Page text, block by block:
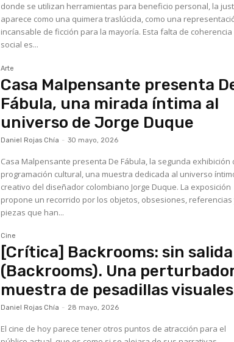
donde se utilizan herramientas para beneficio personal, la
aparece como una quimera traslúcida, como una
incansable de ficción para la mayoría. Esta falta de coherencia
social es...
Arte
Casa Malpensante presenta
Fábula, una mirada íntima al
universo de Jorge Duque
Daniel Rojas Chía - 30 mayo, 2026
Casa Malpensante presenta De Fábula, la segunda exhibición
programación cultural, una muestra dedicada al universo
creativo del diseñador colombiano Jorge Duque. La exposición
propone un recorrido por los objetos, obsesiones, referencias
piezas que han...
Cine
[Crítica] Backrooms: sin salida
(Backrooms). Una
muestra de pesadillas visuales
Daniel Rojas Chía - 28 mayo, 2026
El cine de hoy parece tener otros puntos de atracción para el